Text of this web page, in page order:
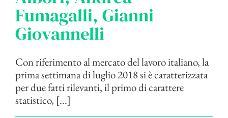
Fumagalli, Gianni
Giovannelli
Con riferimento al mercato del lavoro italiano, la
prima settimana di luglio 2018 si è caratterizzata
per due fatti rilevanti, il primo di carattere
statistico, [...]